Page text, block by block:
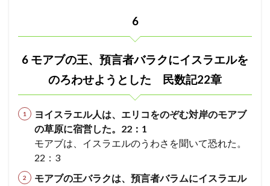
6
6 モアブの王、預言者バラクにイスラエルを
のろわせようとした 民数記22章
ヨイスラエル人は、エリコをのぞむ対岸のモアブ
の草原に宿営した。22：1
モアブは、イスラエルのうわさを聞いて恐れた。
22：3
モアブの王バラクは、預言者バラムにイスラエル